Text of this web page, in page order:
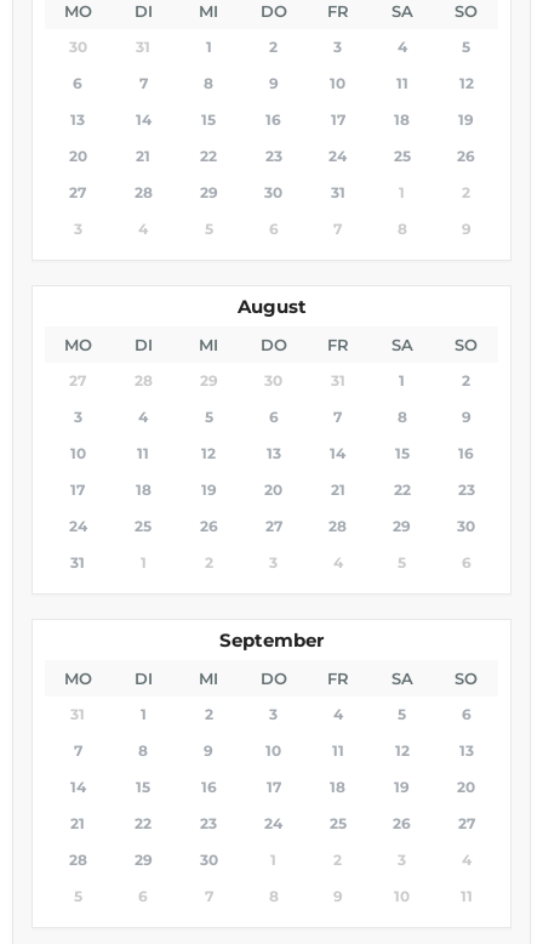
MO DI MI DO FR SA SO
30 31 1 2 3 4
5
6
7 8 9 10 11
12
13
14 15 16 17 18
19
20
21 22 23 24 25
26
27
28 29 30 31 1
2
3
4 5 6 7 8 9
August
MO DI MI DO FR SA SO
27 28 29 30 31 1
2
3
4 5 6 7 8
9
10
11 12 13 14 15
16
17
18 19 20 21 22
23
24
25 26 27 28 29
30
31
1 2 3 4 5 6
September
MO DI MI DO FR SA SO
31 1 2 3 4 5
6
7
8 9 10 11 12
13
14
15 16 17 18 19
20
21
22 23 24 25 26
27
28
29 30 1 2 3
4
5
6 7 8 9 10 11